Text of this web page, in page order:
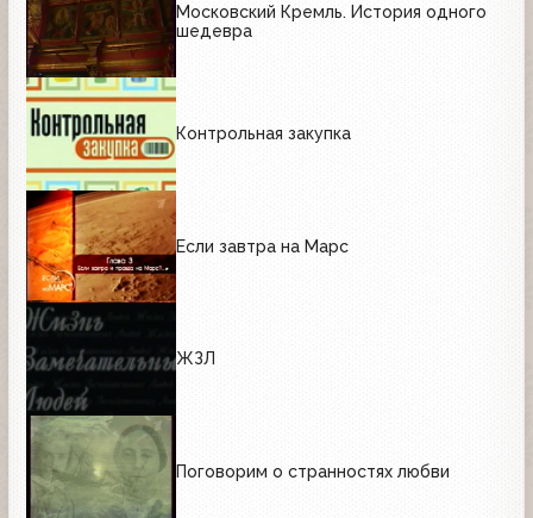
Московский Кремль. История одного
шедевра
Контрольная закупка
Если завтра на Марс
ЖЗЛ
Поговорим о странностях любви